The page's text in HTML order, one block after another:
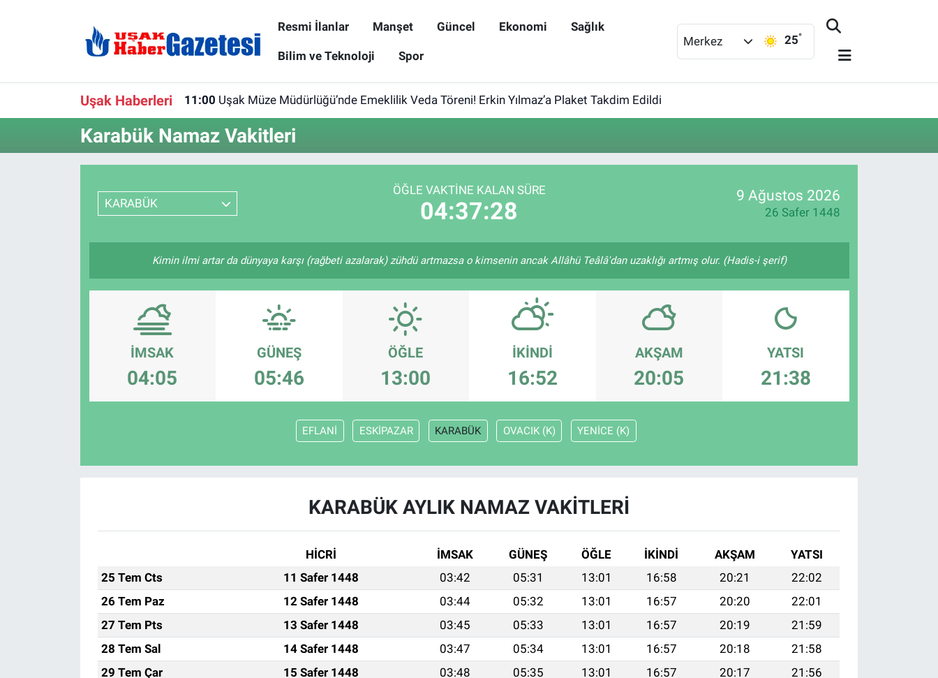
Resmi İlanlar Manşet Güncel Ekonomi Sağlık
Bilim ve Teknoloji Spor
Merkez 25°
Uşak Haberleri 11:00 Uşak Müze Müdürlüğü’nde Emeklilik Veda Töreni! Erkin Yılmaz’a Plaket Takdim Edildi
Karabük Namaz Vakitleri
KARABÜK
ÖĞLE VAKTINE KALAN SÜRE
04:37:28
9 Ağustos 2026
26 Safer 1448
Kimin ilmi artar da dünyaya karşı (rağbeti azalarak) zühdü artmazsa o kimsenin ancak Allâhü Teâlâ'dan uzaklığı artmış olur. (Hadis-i şerif)
İMSAK
04:05
GÜNEŞ
05:46
ÖĞLE
13:00
İKINDI
16:52
AKŞAM
20:05
YATSI
21:38
EFLANİ ESKİPAZAR KARABÜK OVACIK (K) YENİCE (K)
KARABÜK AYLIK NAMAZ VAKITLERI
HİCRİ İMSAK GÜNEŞ ÖĞLE İKINDI AKŞAM
YATSI
25 Tem Cts
11 Safer 1448 03:42 05:31 13:01 16:58 20:21
22:02
26 Tem Paz
12 Safer 1448 03:44 05:32 13:01 16:57 20:20
22:01
27 Tem Pts
13 Safer 1448 03:45 05:33 13:01 16:57 20:19
21:59
28 Tem Sal
14 Safer 1448 03:47 05:34 13:01 16:57 20:18
21:58
29 Tem Çar
15 Safer 1448 03:48 05:35 13:01 16:57 20:17
21:56
E-Gazete
Uşak Hava Durumu
Süper Lig Puan Durumu ve Fikstür
Son Dakika Haberleri